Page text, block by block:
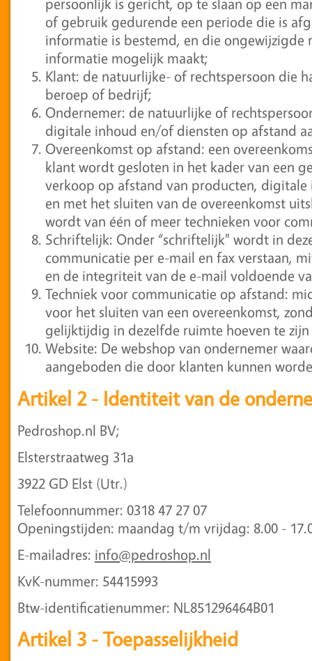
of gebruik gedurende een periode die is
informatie is bestemd, en die ongewijzigde
informatie mogelijk maakt;
Klant: de natuurlijke- of rechtspersoon die
beroep of bedrijf;
Ondernemer: de natuurlijke of
digitale inhoud en/of diensten op afstand
Overeenkomst op afstand: een
klant wordt gesloten in het kader van een
verkoop op afstand van producten,
en met het sluiten van de overeenkomst
wordt van één of meer technieken voor
Schriftelijk: Onder “schriftelijk" wordt in
communicatie per e-mail en fax verstaan,
en de integriteit van de e-mail voldoende
Techniek voor communicatie op afstand:
voor het sluiten van een overeenkomst,
gelijktijdig in dezelfde ruimte hoeven te zijn
Website: De webshop van ondernemer
aangeboden die door klanten kunnen
Artikel 2 - Identiteit van de
Pedroshop.nl BV;
Elsterstraatweg 31a
3922 GD Elst (Utr.)
Telefoonnummer: 0318 47 27 07
Openingstijden: maandag t/m vrijdag: 8.00 -
E-mailadres: info@pedroshop.nl
KvK-nummer: 54415993
Btw-identificatienummer: NL851296464B01
Artikel 3 - Toepasselijkheid